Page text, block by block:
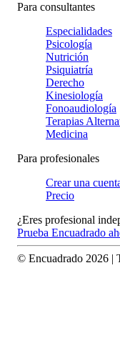
Para consultantes
Especialidades
Psicología
Nutrición
Psiquiatría
Derecho
Kinesiología
Fonoaudiología
Terapias
Medicina
Para profesionales
Crear una
Precio
¿Eres profesional
Prueba Encuadrado
© Encuadrado 2026 |